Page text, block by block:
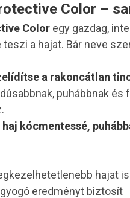
Color –
Color egy gazdag,
a hajat. Bár neve
a rakoncátlan
puhábbnak
haj kócmentessé,
hajat is
eredményt biztosít